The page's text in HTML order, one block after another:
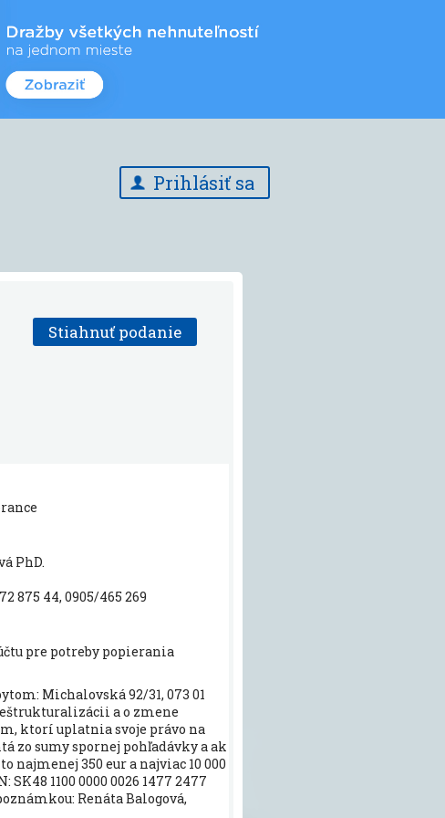
Prihlásiť sa
Stiahnuť podanie
PhD.
875 44, 0905/465 269
pre potreby popierania
Michalovská 92/31, 073 01
reštrukturalizácii a o zmene
ktorí uplatnia svoje právo na
zo sumy spornej pohľadávky a ak
najmenej 350 eur a najviac 10 000
1100 0000 0026 1477 2477
Renáta Balogová,